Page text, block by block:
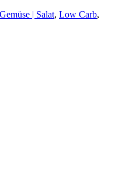
Gemüse | Salat, Low Carb,